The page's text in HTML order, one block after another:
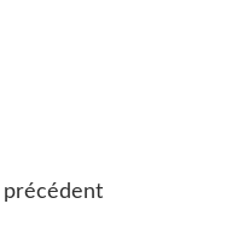
précédent